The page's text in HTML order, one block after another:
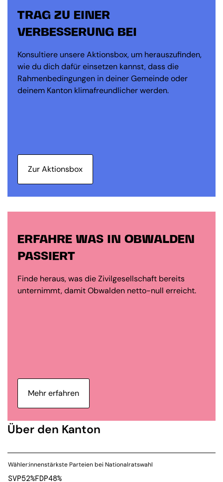
TRAG ZU EINER
VERBESSERUNG BEI
Konsultiere unsere Aktionsbox, um herauszufinden,
wie du dich dafür einsetzen kannst, dass die
Rahmenbedingungen in deiner Gemeinde oder
deinem Kanton klimafreundlicher werden.
Zur Aktionsbox
ERFAHRE WAS IN OBWALDEN
PASSIERT
Finde heraus, was die Zivilgesellschaft bereits
unternimmt, damit Obwalden netto-null erreicht.
Mehr erfahren
Über den Kanton
Wähler:innenstärkste Parteien bei Nationalratswahl
SVP52%FDP48%